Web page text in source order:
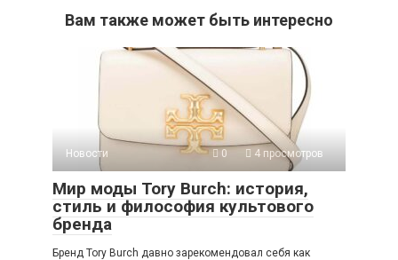
Вам также может быть интересно
Новости 0 4 просмотров
Мир моды Tory Burch: история,
стиль и философия культового
бренда
Бренд Tory Burch давно зарекомендовал себя как